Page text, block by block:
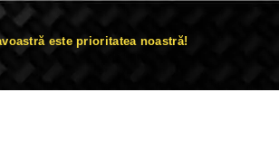
este prioritatea noastră!